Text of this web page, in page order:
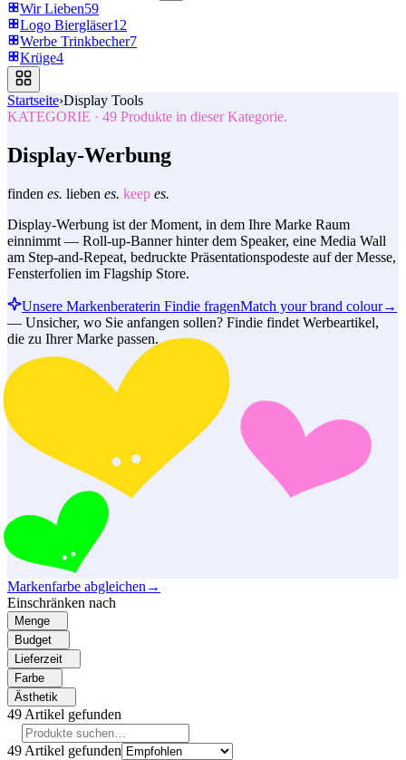
Wir Lieben59
Logo Biergläser12
Werbe Trinkbecher7
Krüge4
Startseite›Display Tools
KATEGORIE · 49 Produkte in dieser Kategorie.
Display-Werbung
finden es. lieben es. keep es.
Display-Werbung ist der Moment, in dem Ihre Marke Raum
einnimmt — Roll-up-Banner hinter dem Speaker, eine Media Wall
am Step-and-Repeat, bedruckte Präsentationspodeste auf der Messe,
Fensterfolien im Flagship Store.
Unsere Markenberaterin Findie fragenMatch your brand colour→
— Unsicher, wo Sie anfangen sollen? Findie findet Werbeartikel,
die zu Ihrer Marke passen.
Markenfarbe abgleichen →
Einschränken nach
Menge
Budget
Lieferzeit
Farbe
Ästhetik
49 Artikel gefunden
49 Artikel gefunden